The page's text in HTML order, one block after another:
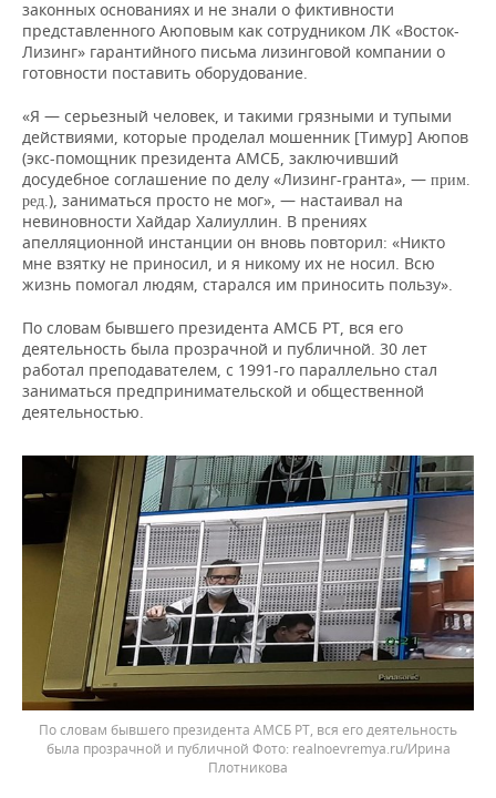
законных основаниях и не знали о фиктивности
представленного Аюповым как сотрудником ЛК «Восток-
Лизинг» гарантийного письма лизинговой компании о
готовности поставить оборудование.
«Я — серьезный человек, и такими грязными и тупыми
действиями, которые проделал мошенник [Тимур] Аюпов
(экс-помощник президента АМСБ, заключивший
досудебное соглашение по делу «Лизинг-гранта», — прим.
ред.), заниматься просто не мог», — настаивал на
невиновности Хайдар Халиуллин. В прениях
апелляционной инстанции он вновь повторил: «Никто
мне взятку не приносил, и я никому их не носил. Всю
жизнь помогал людям, старался им приносить пользу».
По словам бывшего президента АМСБ РТ, вся его
деятельность была прозрачной и публичной. 30 лет
работал преподавателем, с 1991-го параллельно стал
заниматься предпринимательской и общественной
деятельностью.
По словам бывшего президента АМСБ РТ, вся его деятельность
была прозрачной и публичной
realnoevremya.ru/Ирина
Плотникова